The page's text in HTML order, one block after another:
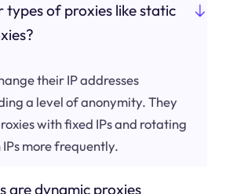
of proxies like static
their IP addresses
a level of anonymity. They
with fixed IPs and rotating
more frequently.
are dynamic proxies